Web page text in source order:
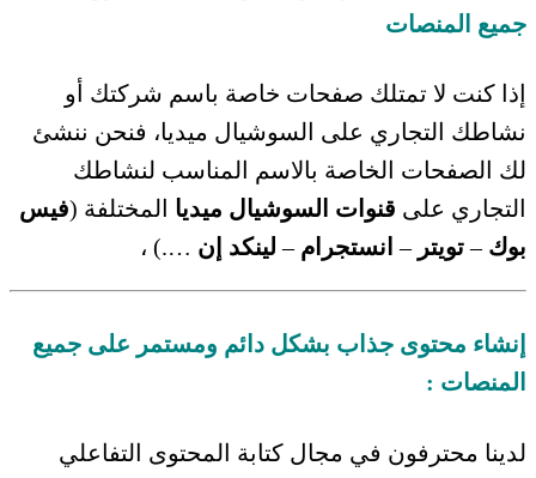
جميع المنصات
إذا كنت لا تمتلك صفحات خاصة باسم شركتك أو
نشاطك التجاري على السوشيال ميديا، فنحن ننشئ
لك الصفحات الخاصة بالاسم المناسب لنشاطك
التجاري على قنوات السوشيال ميديا المختلفة (فيس
بوك –تويتر – انستجرام – لينكد إن ….) ،
إنشاء محتوى جذاب بشكل دائم ومستمر على جميع
المنصات :
لدينا محترفون في مجال كتابة المحتوى التفاعلي